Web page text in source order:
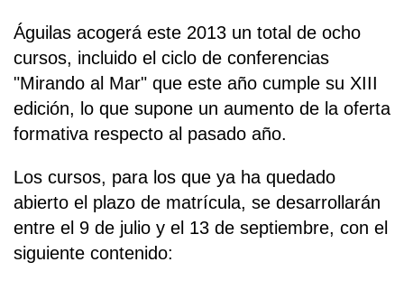
Águilas acogerá este 2013 un total de ocho
cursos, incluido el ciclo de conferencias
"Mirando al Mar" que este año cumple su XIII
edición, lo que supone un aumento de la oferta
formativa respecto al pasado año.
Los cursos, para los que ya ha quedado
abierto el plazo de matrícula, se desarrollarán
entre el 9 de julio y el 13 de septiembre, con el
siguiente contenido: